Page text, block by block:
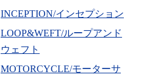
INCEPTION/インセプション
LOOP&WEFT/ループアンド
ウェフト
MOTORCYCLE/モーターサ